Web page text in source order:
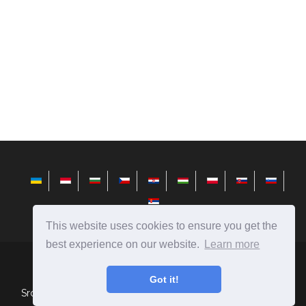
This website uses cookies to ensure you get the
best experience on our website.
Learn more
Got it!
cs.avktarget.com Ⓒ2026
Srovnání lidí, předmětů, jevů, automobilů, potravin a dalších.